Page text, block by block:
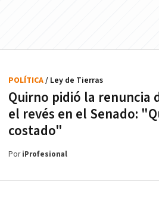
Quirno pidió la renuncia
el revés en el Senado:
costado"
POLÍTICA/ Ley de Tierras
PoriProfesional